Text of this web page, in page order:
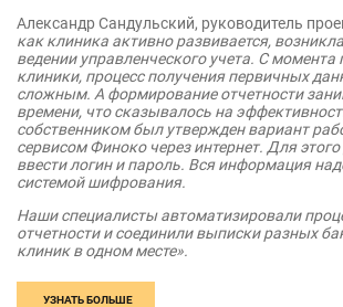
Александр Сандульский, руководитель
как клиника активно развивается,
ведении управленческого учета. С момента
клиники, процесс получения первичных
сложным. А формирование отчетности
времени, что сказывалось на
собственником был утвержден вариант
сервисом Финоко через интернет. Для
ввести логин и пароль. Вся информация
системой шифрования.
Наши специалисты автоматизировали
отчетности и соединили выписки разных
клиник в одном месте».
УЗНАТЬ БОЛЬШЕ